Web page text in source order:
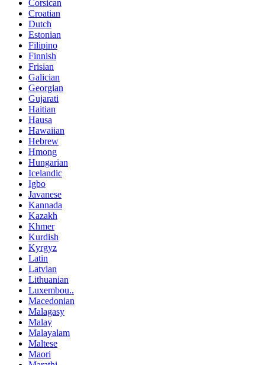
Corsican
Croatian
Dutch
Estonian
Filipino
Finnish
Frisian
Galician
Georgian
Gujarati
Haitian
Hausa
Hawaiian
Hebrew
Hmong
Hungarian
Icelandic
Igbo
Javanese
Kannada
Kazakh
Khmer
Kurdish
Kyrgyz
Latin
Latvian
Lithuanian
Luxembou..
Macedonian
Malagasy
Malay
Malayalam
Maltese
Maori